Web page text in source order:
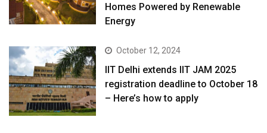
Homes Powered by Renewable
Energy
October 12, 2024
IIT Delhi extends IIT JAM 2025
registration deadline to October 18
– Here’s how to apply